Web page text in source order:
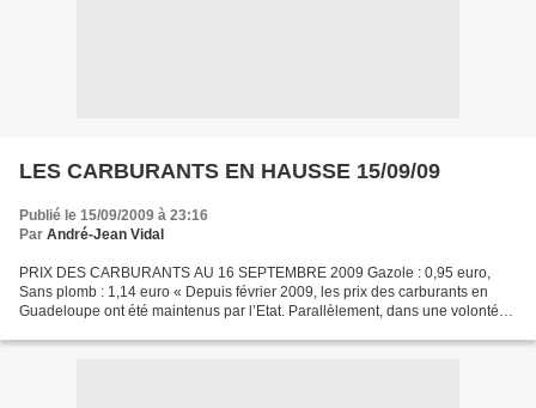
LES CARBURANTS EN HAUSSE 15/09/09
Publié le 15/09/2009 à 23:16
Par André-Jean Vidal
PRIX DES CARBURANTS AU 16 SEPTEMBRE 2009 Gazole : 0,95 euro,
Sans plomb : 1,14 euro « Depuis février 2009, les prix des carburants en
Guadeloupe ont été maintenus par l’Etat. Parallèlement, dans une volonté